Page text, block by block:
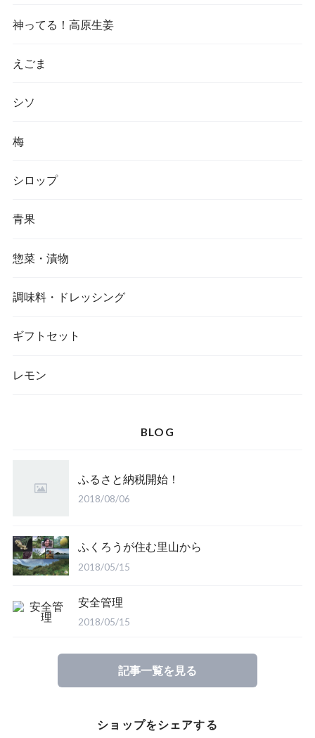
神ってる！高原生姜
えごま
シソ
梅
シロップ
青果
惣菜・漬物
調味料・ドレッシング
ギフトセット
レモン
BLOG
ふるさと納税開始！
2018/08/06
ふくろうが住む里山から
2018/05/15
安全管理
2018/05/15
記事一覧を見る
ショップをシェアする